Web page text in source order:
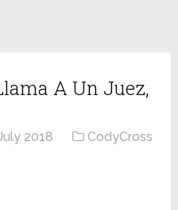
A Un Juez,
2018
CodyCross